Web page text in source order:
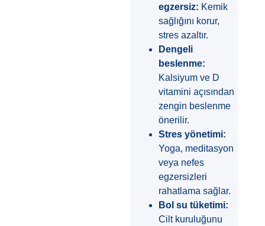
egzersiz: Kemik
sağlığını korur,
stres azaltır.
Dengeli
beslenme:
Kalsiyum ve D
vitamini açısından
zengin beslenme
önerilir.
Stres yönetimi:
Yoga, meditasyon
veya nefes
egzersizleri
rahatlama sağlar.
Bol su tüketimi:
Cilt kuruluğunu